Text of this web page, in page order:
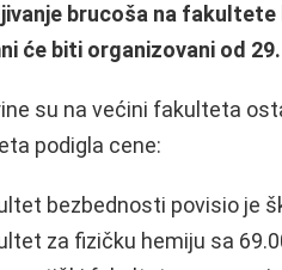
brucoša na fakultete
će biti organizovani od
su na većini fakulteta
podigla cene:
bezbednosti povisio je
za fizičku hemiju sa